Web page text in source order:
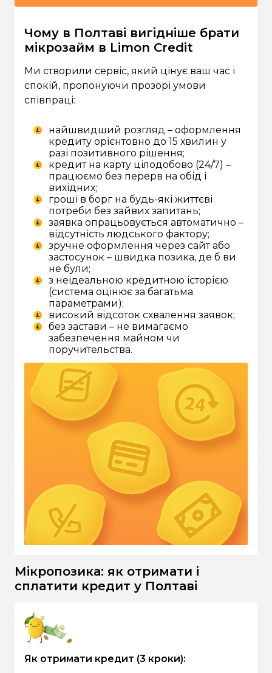
Чому в Полтаві вигідніше брати
мікрозайм в Limon Credit
Ми створили сервіс, який цінує ваш час і
спокій, пропонуючи прозорі умови
співпраці:
найшвидший розгляд – оформлення
кредиту орієнтовно до 15 хвилин у
разі позитивного рішення;
кредит на карту цілодобово (24/7) –
працюємо без перерв на обід і
вихідних;
гроші в борг на будь-які життєві
потреби без зайвих запитань;
заявка опрацьовується автоматично –
відсутність людського фактору;
зручне оформлення через сайт або
застосунок – швидка позика, де б ви
не були;
з неідеальною кредитною історією
(система оцінює за багатьма
параметрами);
високий відсоток схвалення заявок;
без застави – не вимагаємо
забезпечення майном чи
поручительства.
Мікропозика: як отримати і
сплатити кредит у Полтаві
Як отримати кредит (3 кроки):